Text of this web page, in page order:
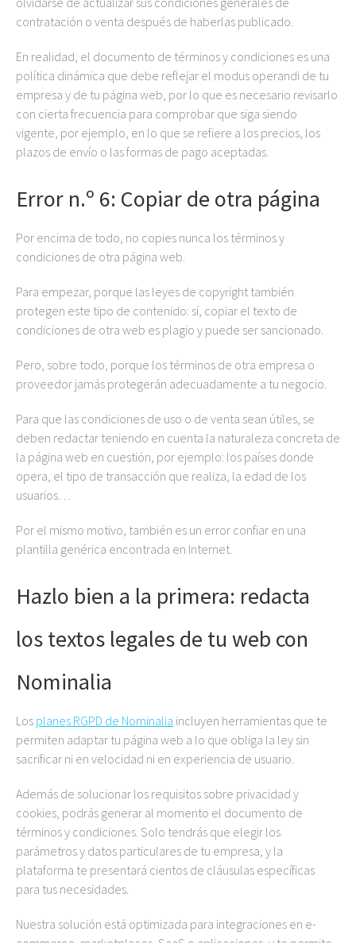
contratación o venta después de haberlas publicado.
En realidad, el documento de términos y condiciones es una
política dinámica que debe reflejar el modus operandi de tu
empresa y de tu página web, por lo que es necesario revisarlo
con cierta frecuencia para comprobar que siga siendo
vigente, por ejemplo, en lo que se refiere a los precios, los
plazos de envío o las formas de pago aceptadas.
Error n.º 6: Copiar de otra página
Por encima de todo, no copies nunca los términos y
condiciones de otra página web.
Para empezar, porque las leyes de copyright también
protegen este tipo de contenido: sí, copiar el texto de
condiciones de otra web es plagio y puede ser sancionado.
Pero, sobre todo, porque los términos de otra empresa o
proveedor jamás protegerán adecuadamente a tu negocio.
Para que las condiciones de uso o de venta sean útiles, se
deben redactar teniendo en cuenta la naturaleza concreta de
la página web en cuestión, por ejemplo: los países donde
opera, el tipo de transacción que realiza, la edad de los
usuarios…
Por el mismo motivo, también es un error confiar en una
plantilla genérica encontrada en Internet.
Hazlo bien a la primera: redacta
los textos legales de tu web con
Nominalia
Los planes RGPD de Nominalia incluyen herramientas que te
permiten adaptar tu página web a lo que obliga la ley sin
sacrificar ni en velocidad ni en experiencia de usuario.
Además de solucionar los requisitos sobre privacidad y
cookies, podrás generar al momento el documento de
términos y condiciones. Solo tendrás que elegir los
parámetros y datos particulares de tu empresa, y la
plataforma te presentará cientos de cláusulas específicas
para tus necesidades.
Nuestra solución está optimizada para integraciones en e-